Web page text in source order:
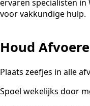
ervaren specialisten in
voor vakkundige hulp.
Houd
Plaats zeefjes in alle
Spoel wekelijks door